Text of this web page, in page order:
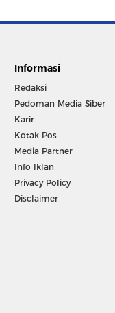
Informasi
Redaksi
Pedoman Media Siber
Karir
Kotak Pos
Media Partner
Info Iklan
Privacy Policy
Disclaimer